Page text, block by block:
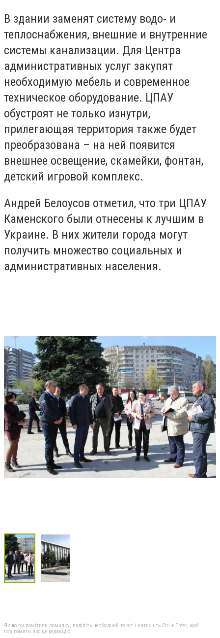
В здании заменят систему водо- и
теплоснабжения, внешние и внутренние
системы канализации. Для Центра
административных услуг закупят
необходимую мебель и современное
техническое оборудование. ЦПАУ
обустроят не только изнутри,
прилегающая территория также будет
преобразована – на ней появится
внешнее освещение, скамейки, фонтан,
детский игровой комплекс.
Андрей Белоусов отметил, что три ЦПАУ
Каменского были отнесены к лучшим в
Украине. В них жители города могут
получить множество социальных и
административных населения.
Якщо ви помітили помилку, виділіть необхідний текст і натисніть Ctrl + Enter, щоб
повідомити про це редакцію